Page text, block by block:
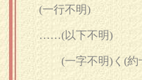
(一行不明)
……(以下不明)
(一字不明) く (約